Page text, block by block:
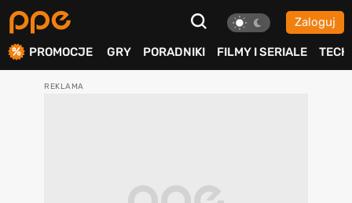
Zaloguj
PROMOCJE GRY PORADNIKI FILMY I SERIALE TECH